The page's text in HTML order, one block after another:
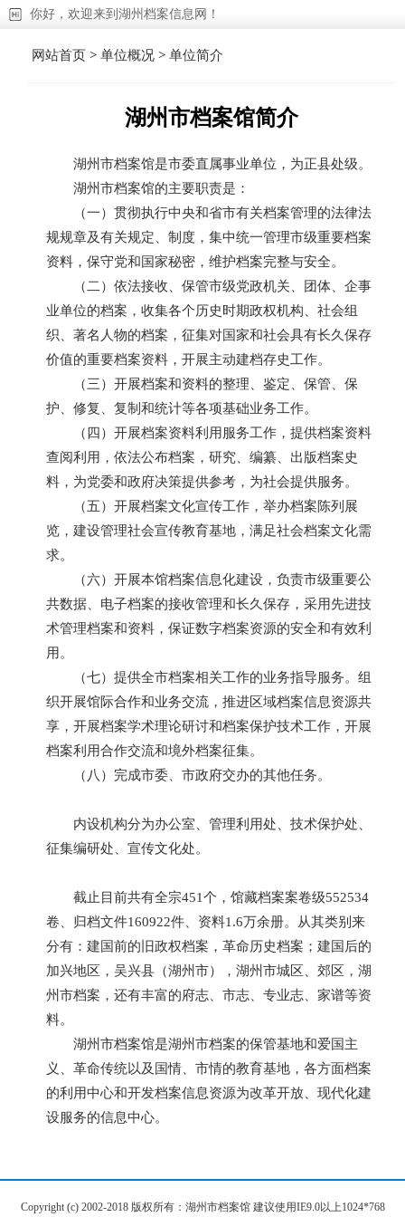
你好，欢迎来到湖州档案信息网！
网站首页 >单位概况 >单位简介
湖州市档案馆简介
湖州市档案馆是市委直属事业单位，为正县处级。
湖州市档案馆的主要职责是：
（一）贯彻执行中央和省市有关档案管理的法律法
规规章及有关规定、制度，集中统一管理市级重要档案
资料，保守党和国家秘密，维护档案完整与安全。
（二）依法接收、保管市级党政机关、团体、企事
业单位的档案，收集各个历史时期政权机构、社会组
织、著名人物的档案，征集对国家和社会具有长久保存
价值的重要档案资料，开展主动建档存史工作。
（三）开展档案和资料的整理、鉴定、保管、保
护、修复、复制和统计等各项基础业务工作。
（四）开展档案资料利用服务工作，提供档案资料
查阅利用，依法公布档案，研究、编纂、出版档案史
料，为党委和政府决策提供参考，为社会提供服务。
（五）开展档案文化宣传工作，举办档案陈列展
览，建设管理社会宣传教育基地，满足社会档案文化需
求。
（六）开展本馆档案信息化建设，负责市级重要公
共数据、电子档案的接收管理和长久保存，采用先进技
术管理档案和资料，保证数字档案资源的安全和有效利
用。
（七）提供全市档案相关工作的业务指导服务。组
织开展馆际合作和业务交流，推进区域档案信息资源共
享，开展档案学术理论研讨和档案保护技术工作，开展
档案利用合作交流和境外档案征集。
（八）完成市委、市政府交办的其他任务。
内设机构分为办公室、管理利用处、技术保护处、
征集编研处、宣传文化处。
截止目前共有全宗451个，馆藏档案案卷级552534
卷、归档文件160922件、资料1.6万余册。从其类别来
分有：建国前的旧政权档案，革命历史档案；建国后的
加兴地区，吴兴县（湖州市），湖州市城区、郊区，湖
州市档案，还有丰富的府志、市志、专业志、家谱等资
料。
湖州市档案馆是湖州市档案的保管基地和爱国主
义、革命传统以及国情、市情的教育基地，各方面档案
的利用中心和开发档案信息资源为改革开放、现代化建
设服务的信息中心。
Copyright (c) 2002-2018 版权所有：湖州市档案馆 建议使用IE9.0以上1024*768